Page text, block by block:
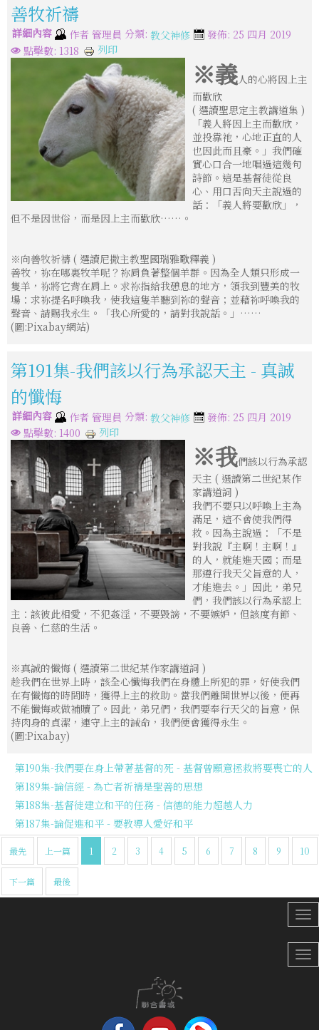
善牧祈禱
詳細內容 作者 管理員 分類: 教父神修
發佈: 25 四月 2019
點擊數: 1318
列印
※義人的心將因上主
而歡欣
( 選讀聖思定主教講道集 )
「義人將因上主而歡欣，
並投靠祂，心地正直的人
也因此而且豪。」我們確
實心口合一地唱過這幾句
詩節。這是基督徒從良
心、用口舌向天主說過的
話：「義人將要歡欣」，
但不是因世俗，而是因上主而歡欣……。
※向善牧祈禱 ( 選讀尼撒主教聖國瑞雅歌釋義 )
善牧，祢在哪裏牧羊呢？祢肩負著整個羊群。因為全人類只形成一
隻羊，祢將它背在肩上。求祢指給我憩息的地方，領我到豐美的牧
場：求祢提名呼喚我，使我這隻羊聽到祢的聲音；並藉祢呼喚我的
聲音、請賜我永生。「我心所愛的，請對我說話。」……
(圖:Pixabay網站)
第191集-我們該以行為承認天主 - 真誠
的懺悔
詳細內容 作者 管理員 分類: 教父神修
發佈: 25 四月 2019
點擊數: 1400
列印
※我們該以行為承認
天主 ( 選讀第二世紀某作
家講道詞 )
我們不要只以呼喚上主為
滿足，這不會使我們得
救。因為主說過：「不是
對我說『主啊！主啊！』
的人，就能進天國；而是
那遵行我天父旨意的人，
才能進去。」因此，弟兄
們，我們該以行為承認上
主：該彼此相愛，不犯姦淫，不要毀謗，不要嫉妒，但該度有節、
良善、仁慈的生活。
※真誠的懺悔 ( 選讀第二世紀某作家講道詞 )
趁我們在世界上時，該全心懺悔我們在身體上所犯的罪，好使我們
在有懺悔的時間時，獲得上主的救助。當我們離開世界以後，便再
不能懺悔或做補贖了。因此，弟兄們，我們要奉行天父的旨意，保
持肉身的貞潔，連守上主的誡命，我們便會獲得永生。
(圖:Pixabay)
第190集-我們要在身上帶著基督的死 - 基督曾願意拯救將要喪亡的人
第189集-論信經 - 為亡者祈禱是聖善的思想
第188集-基督徒建立和平的任務 - 信德的能力超越人力
第187集-論促進和平 - 要教導人愛好和平
最先 上一篇 1 2 3 4 5 6 7 8 9 10
下一篇 最後